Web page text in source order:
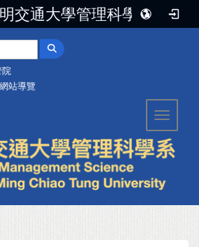
交通大學管理科學系
院
網站導覽
Toggle